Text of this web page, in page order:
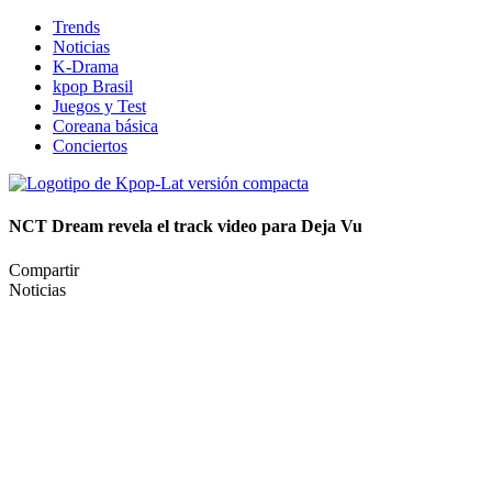
Trends
Noticias
K-Drama
kpop Brasil
Juegos y Test
Coreana básica
Conciertos
NCT Dream revela el track video para Deja Vu
Compartir
Noticias